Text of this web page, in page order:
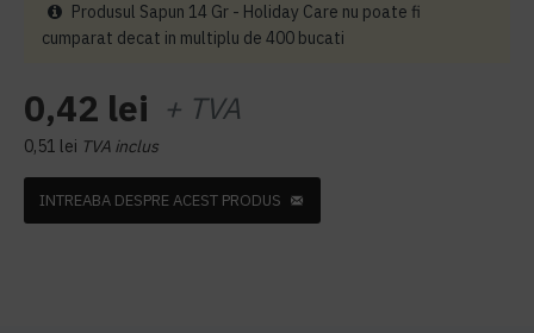
0,42 lei + TVA
0,51 lei TVA inclus
Produsul Sapun 14 Gr - Holiday Care nu poate fi
cumparat decat in multiplu de 400 bucati
INTREABA DESPRE ACEST PRODUS